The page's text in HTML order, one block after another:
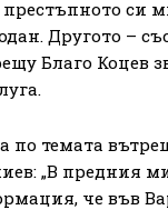
си
Другото –
Благо Коцев
по темата
„В предния
че във